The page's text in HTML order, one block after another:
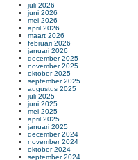
juli 2026
juni 2026
mei 2026
april 2026
maart 2026
februari 2026
januari 2026
december 2025
november 2025
oktober 2025
september 2025
augustus 2025
juli 2025
juni 2025
mei 2025
april 2025
januari 2025
december 2024
november 2024
oktober 2024
september 2024